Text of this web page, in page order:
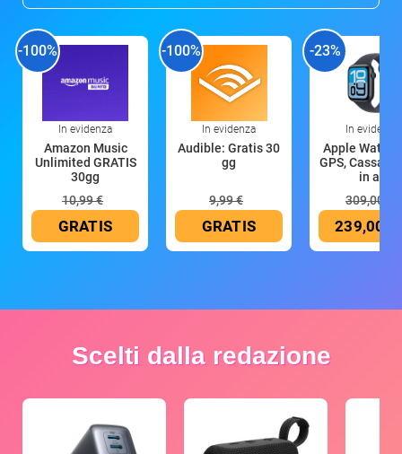
-100%
In evidenza
Amazon Music
Unlimited GRATIS
30gg
10,99 €
GRATIS
-100%
In evidenza
Audible: Gratis 30
gg
9,99 €
GRATIS
-23%
In evidenza
Apple Watch
GPS, Cassa
in all
309,00 €
239,00 €
Scelti dalla redazione